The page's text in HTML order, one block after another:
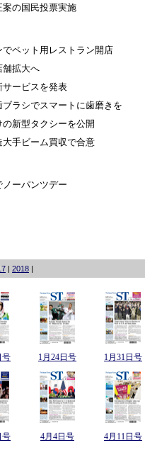
の国民投票実施
でペット用レストラン開店
舗拡大へ
サービスを発表
ラシでスマートに歯磨きを
新型タクシーを公開
手ビーム買収で合意
ーパンツデー
| 2018 |
号 1月24日号 1月31日号
号 4月4日号 4月11日号